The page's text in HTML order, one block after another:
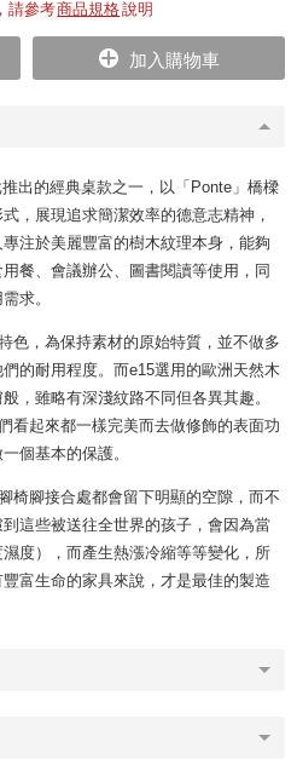
出的經典桌款之一，以「Ponte」橋樑
，展現追求簡潔效率的德意志精神，
注於美麗豐富的樹木紋理本身，能夠
餐、會議辦公、圖書閱讀等使用，同
求。
色，為保持素材的原始特質，並不做多
的耐用程度。而e15選用的歐洲天然木
，雖略有深淺紋路不同但各異其趣。
看起來都一樣完美而去做修飾的表面功
個基本的保護。
椅腳接合處都會留下明顯的空隙，而不
這些被送往全世界的孩子，會因為當
度），而產生熱漲冷縮等等變化，所
富生命的家具來說，才是最佳的製造
請參考商品規格說明
加入購物車